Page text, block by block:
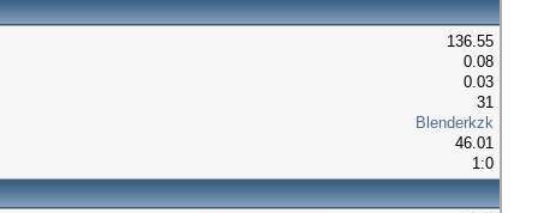
136.55
0.08
0.03
31
Blenderkzk
46.01
1:0